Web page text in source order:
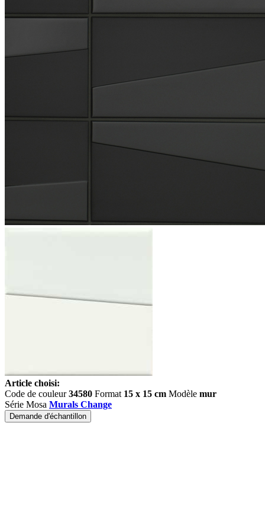
Article choisi:
Code de couleur34580 Format 15 x 15 cm Modèle mur
Série Mosa Murals Change
Demande d'échantillon